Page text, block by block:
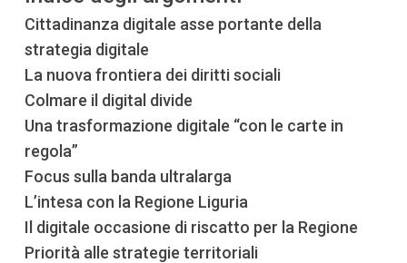
Cittadinanza digitale asse portante della
strategia digitale
La nuova frontiera dei diritti sociali
Colmare il digital divide
Una trasformazione digitale “con le carte in
regola”
Focus sulla banda ultralarga
L’intesa con la Regione Liguria
Il digitale occasione di riscatto per la Regione
Priorità alle strategie territoriali